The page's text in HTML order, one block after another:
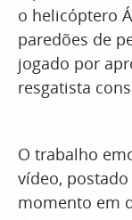
o helicóptero
paredões de
jogado por
resgatista
O trabalho
vídeo,
momento em